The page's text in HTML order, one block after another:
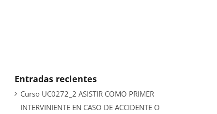
Entradas recientes
Curso UC0272_2 ASISTIR COMO PRIMER
INTERVINIENTE EN CASO DE ACCIDENTE O